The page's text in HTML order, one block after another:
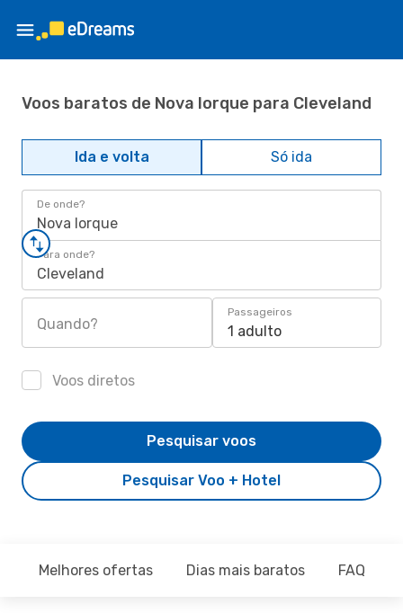
Voos baratos de Nova Iorque para Cleveland
Ida e volta Só ida
De onde?
Nova Iorque
Para onde?
Cleveland
Quando?
Passageiros
1 adulto
Voos diretos
Pesquisar Voo + Hotel
Pesquisar voos
Melhores ofertas Dias mais baratos FAQ